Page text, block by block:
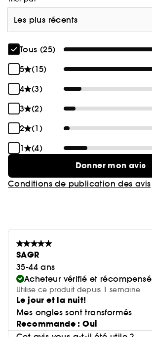
Les plus récents
Tous (25)
5
(15)
4
(3)
3
(2)
2
(1)
1
(4)
Donner mon avis
Conditions de publication des avis
SAGR
35-44 ans
Acheteur vérifié et récompensé
Utilise ce produit depuis 1 semaine
Le jour et la nuit!
Mes ongles sont transformés
Recommande : Oui